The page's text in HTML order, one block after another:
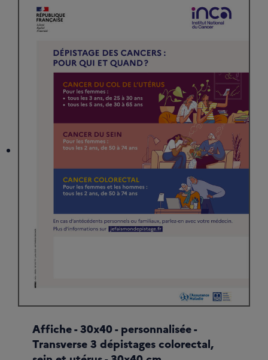
Affiche - 30x40 - personnalisée -
Transverse 3 dépistages colorectal,